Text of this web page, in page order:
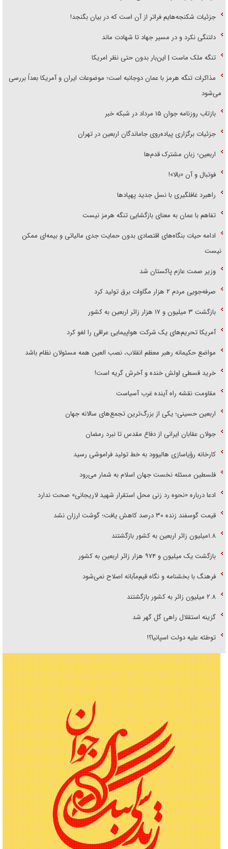
جزئیات شکنجه‌هایم فراتر از آن است که در بیان بگنجد!
دلتنگی نکرد و در مسیر جهاد تا شهادت ماند
تنگه ملک ماست | این‌بار بدون حتی نظر امریکا
مذاکرات تنگه هرمز با عمان دوجانبه است؛ موضوعات ایران و آمریکا بعداً بررسی
می‌شود
بازتاب روزنامه جوان ۱۵ مرداد در شبکه خبر
جزئیات برگزاری پیاده‌روی جاماندگان اربعین در تهران
اربعین؛ زبان مشترک قدم‌ها
فوتبال و آن «بالا»!
راهبرد غافلگیری با نسل جدید پهپاد‌ها
تفاهم با عمان به معنای بازگشایی تنگه هرمز نیست
ادامه حیات بنگاه‌های اقتصادی بدون حمایت جدی مالیاتی و بیمه‌ای ممکن
نیست
وزیر صمت عازم پاکستان شد
صرفه‌جویی مردم ۲ هزار مگاوات برق تولید کرد
بازگشت ۳ میلیون و ۱۷ هزار زائر اربعین به کشور
آمریکا تحریم‌های یک شرکت هواپیمایی عراقی را لغو کرد
مواضع حکیمانه رهبر معظم انقلاب، نصب العین همه مسئولان نظام باشد
خرید قسطی اولش خنده و آخرش گریه است!
مقاومت نقشه راه آینده غرب آسیاست
اربعین حسینی؛ یکی از بزرگ‌ترین تجمع‌های سالانه جهان
جولان عقابان ایرانی از دفاع مقدس تا نبرد رمضان
کارخانه رؤیاسازی هالیوود به خط تولید فراموشی رسید
فلسطین مسئله نخست جهان اسلام به شمار می‌رود
ادعا درباره «نحوه رد زنی محل استقرار شهید لاریجانی» صحت ندارد
قیمت گوسفند زنده ۳۰ درصد کاهش یافت؛ گوشت ارزان نشد
۱.۸میلیون زائر اربعین به کشور بازگشتند
بازگشت یک میلیون و ۹۷۴ هزار زائر اربعین به کشور
فرهنگ با بخشنامه و نگاه قیم‌مآبانه اصلاح نمی‌شود
۲.۸ میلیون زائر به کشور بازگشتند
گزینه استقلال راهی گل گهر شد
توطئه علیه دولت اسپانیا؟!